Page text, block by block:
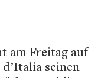
am Freitag auf
seinen